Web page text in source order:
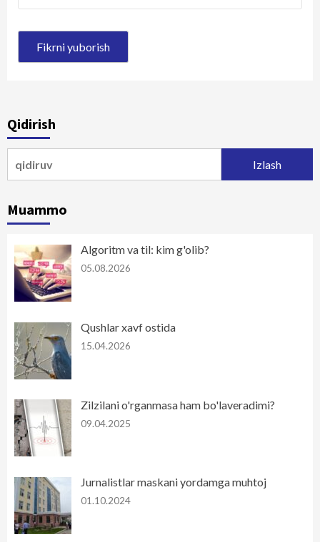
Qidirish
Muammo
Algoritm va til: kim g'olib?
05.08.2026
Qushlar xavf ostida
15.04.2026
Zilzilani o'rganmasa ham bo'laveradimi?
09.04.2025
Jurnalistlar maskani yordamga muhtoj
01.10.2024